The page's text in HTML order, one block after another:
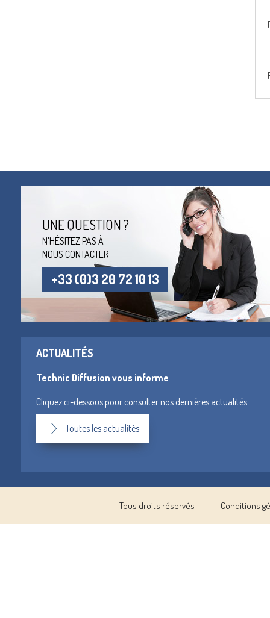
UNE QUESTION ?
N'HÉSITEZ PAS À
NOUS CONTACTER
+33 (0)3 20 72 10 13
ACTUALITÉS
Technic Diffusion vous informe
Cliquez ci-dessous pour consulter nos dernières actualités
Toutes les actualités
Tous droits réservés Conditions